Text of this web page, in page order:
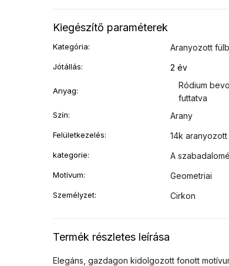
Termék részletes leírása
Elegáns, gazdagon kidolgozott fonott
Kiegészítő paraméterek
Kategória: Aranyozott
Jótállás: 2 év
Anyag:
Ródium
futtatva
Szín: Arany
Felületkezelés: 14k aranyozott
kategorie: A
Motívum: Geometriai
Személyzet: Cirkon